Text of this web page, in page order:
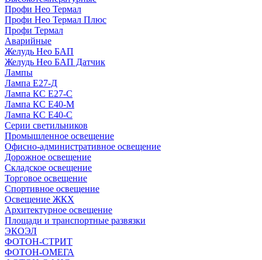
Профи Нео Термал
Профи Нео Термал Плюс
Профи Термал
Аварийные
Желудь Нео БАП
Желудь Нео БАП Датчик
Лампы
Лампа Е27-Д
Лампа КС Е27-С
Лампа КС Е40-М
Лампа КС Е40-С
Серии светильников
Промышленное освещение
Офисно-административное освещение
Дорожное освещение
Складское освещение
Торговое освещение
Спортивное освещение
Освещение ЖКХ
Архитектурное освещение
Площади и транспортные развязки
ЭКОЭЛ
ФОТОН-СТРИТ
ФОТОН-ОМЕГА